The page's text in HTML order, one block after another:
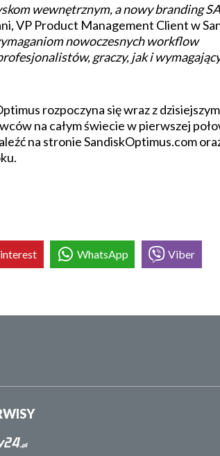
wewnętrznym, a nowy branding
VP Product Management Client w
nowoczesnych workflow
graczy, jak i
rozpoczyna się wraz z dzisiejszym
na całym świecie w pierwszej
na stronie SandiskOptimus.com
WhatsApp Viber